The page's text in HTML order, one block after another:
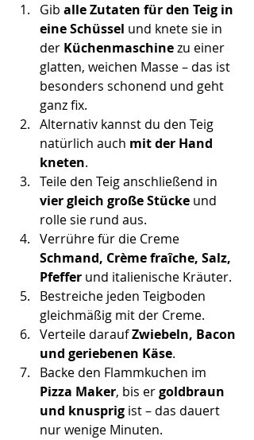
Gib alle Zutaten für den Teig in
eine Schüssel und knete sie in
der Küchenmaschine zu einer
glatten, weichen Masse – das ist
besonders schonend und geht
ganz fix.
Alternativ kannst du den Teig
natürlich auch mit der Hand
kneten.
Teile den Teig anschließend in
vier gleich große Stücke und
rolle sie rund aus.
Verrühre für die Creme
Schmand, Crème fraîche, Salz,
Pfeffer und italienische Kräuter.
Bestreiche jeden Teigboden
gleichmäßig mit der Creme.
Verteile darauf Zwiebeln, Bacon
und geriebenen Käse.
Backe den Flammkuchen im
Pizza Maker, bis er goldbraun
und knusprig ist – das dauert
nur wenige Minuten.